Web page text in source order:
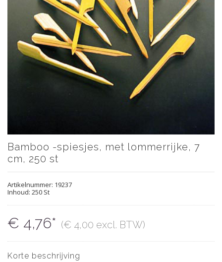
Bamboo -spiesjes, met lommerrijke, 7
cm, 250 st
Artikelnummer: 19237
Inhoud: 250 St
€ 4,76* (€ 4,00 excl. BTW)
Korte beschrijving